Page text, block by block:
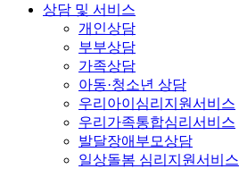
상담 및 서비스
개인상담
부부상담
가족상담
아동·청소년 상담
우리아이심리지원서비스
우리가족통합심리서비스
발달장애부모상담
일상돌봄 심리지원서비스